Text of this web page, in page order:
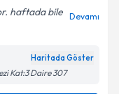
Aydınlatma
belirtilen
haftada bile Devamı
Haritada Göster
Kat:3 Daire 307